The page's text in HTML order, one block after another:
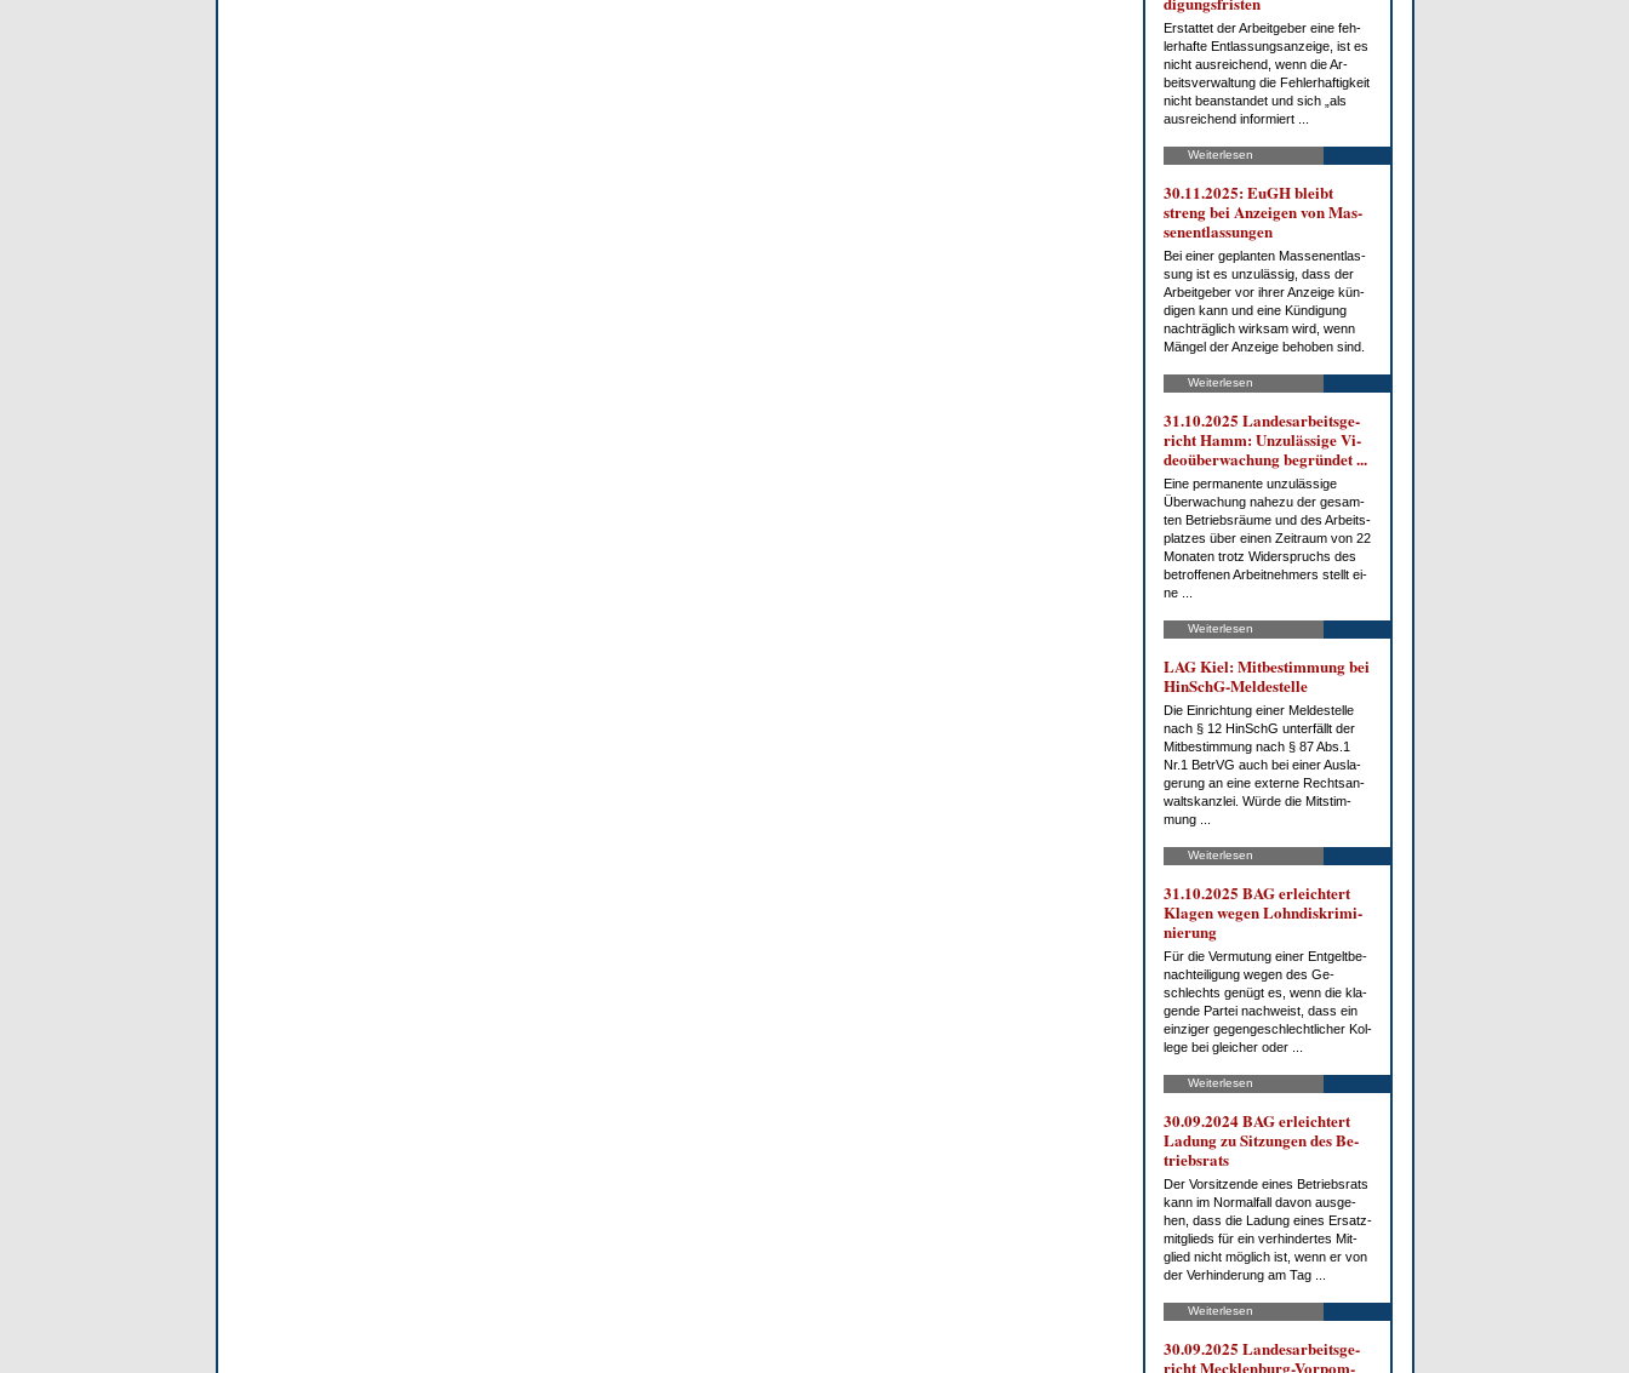
Er­stat­tet der Ar­beit­ge­ber ei­ne feh­
ler­haf­te Ent­las­sungs­an­zei­ge, ist es
nicht aus­rei­chend, wenn die Ar­
beits­ver­wal­tung die Feh­ler­haf­tig­keit
nicht be­an­stan­det und sich „als
aus­rei­chend in­for­miert ...
Weiterlesen
30.11.2025: EuGH bleibt
streng bei An­zei­gen von Mas­
sen­ent­las­sun­gen
Bei ei­ner ge­plan­ten Mas­sen­ent­las­
sung ist es un­zu­läs­sig, dass der
Ar­beit­ge­ber vor ih­rer An­zei­ge kün­
di­gen kann und ei­ne Kün­di­gung
nach­träg­lich wirk­sam wird, wenn
Män­gel der An­zei­ge be­ho­ben sind.
Weiterlesen
31.10.2025 Lan­des­ar­beits­ge­
richt Hamm: Un­zu­läs­si­ge Vi­
deo­über­wa­chung be­grün­det ...
Ei­ne per­ma­nen­te un­zu­läs­si­ge
Über­wa­chung na­he­zu der ge­sam­
ten Be­triebs­räu­me und des Ar­beits­
plat­zes über ei­nen Zeit­raum von 22
Mo­na­ten trotz Wi­der­spruchs des
be­trof­fe­nen Ar­beit­neh­mers stellt ei­
ne ...
Weiterlesen
LAG Kiel: Mit­be­stim­mung bei
HinSchG-Mel­de­stel­le
Die Ein­rich­tung ei­ner Mel­de­stel­le
nach § 12 HinSchG un­ter­fällt der
Mit­be­stim­mung nach § 87 Abs.1
Nr.1 Be­trVG auch bei ei­ner Aus­la­
ge­rung an ei­ne ex­ter­ne Rechts­an­
walts­kanz­lei. Wür­de die Mit­stim­
mung ...
Weiterlesen
31.10.2025 BAG er­leich­tert
Kla­gen we­gen Lohn­dis­kri­mi­
nie­rung
Für die Ver­mu­tung ei­ner Ent­gelt­be­
nach­tei­li­gung we­gen des Ge­
schlechts ge­nügt es, wenn die kla­
gen­de Par­tei nach­weist, dass ein
ein­zi­ger ge­gen­ge­schlecht­li­cher Kol­
le­ge bei glei­cher oder ...
Weiterlesen
30.09.2024 BAG er­leich­tert
La­dung zu Sit­zun­gen des Be­
triebs­rats
Der Vor­sit­zen­de ei­nes Be­triebs­rats
kann im Nor­mal­fall da­von aus­ge­
hen, dass die La­dung ei­nes Er­satz­
mit­glieds für ein ver­hin­der­tes Mit­
glied nicht mög­lich ist, wenn er von
der Ver­hin­de­rung am Tag ...
Weiterlesen
30.09.2025 Lan­des­ar­beits­ge­
richt Meck­len­burg-Vor­pom­